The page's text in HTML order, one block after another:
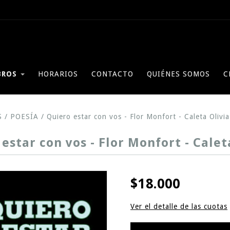
HORARIOS CONTACTO QUIÉNES SOMOS
/ POESÍA / Quiero estar con vos - Flor Monfort - Caleta Olivia
con vos - Flor Monfort -
$18.000
Ver el detalle de las cuotas